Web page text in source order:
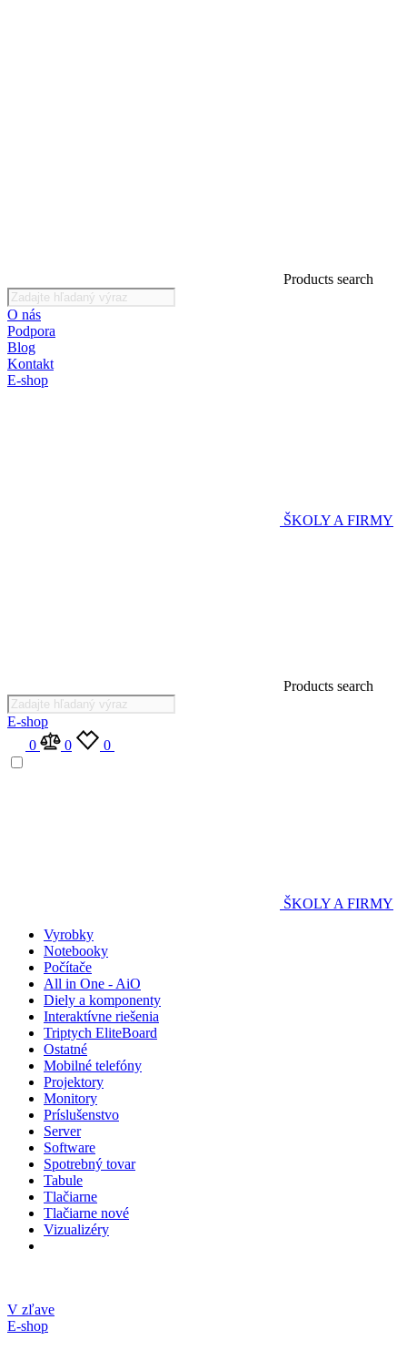
Products search
O nás
Podpora
Blog
Kontakt
E-shop
ŠKOLY A FIRMY
Products search
E-shop
0
0 0
ŠKOLY A FIRMY
Vyrobky
Notebooky
Počítače
All in One - AiO
Diely a komponenty
Interaktívne riešenia
Triptych EliteBoard
Ostatné
Mobilné telefóny
Projektory
Monitory
Príslušenstvo
Server
Software
Spotrebný tovar
Tabule
Tlačiarne
Tlačiarne nové
Vizualizéry
V zľave
E-shop